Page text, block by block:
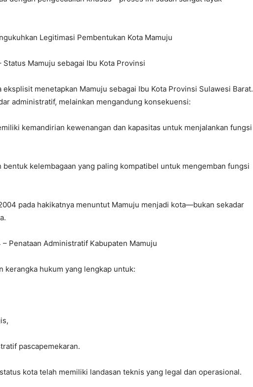
Legitimasi Pembentukan Kota Mamuju
Status Mamuju sebagai Ibu Kota Provinsi
menetapkan Mamuju sebagai Ibu Kota Provinsi Sulawesi Barat.
administratif, melainkan mengandung konsekuensi:
kemandirian kewenangan dan kapasitas untuk menjalankan fungsi
bentuk kelembagaan yang paling kompatibel untuk mengemban fungsi
pada hakikatnya menuntut Mamuju menjadi kota—bukan sekadar
– Penataan Administratif Kabupaten Mamuju
kerangka hukum yang lengkap untuk:
pascapemekaran.
kota telah memiliki landasan teknis yang legal dan operasional.